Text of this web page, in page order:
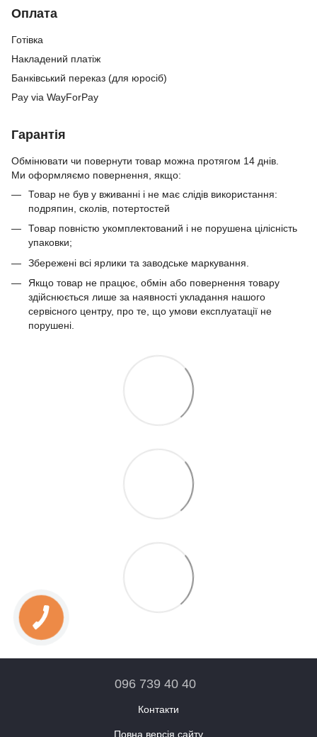
Оплата
Готівка
Накладений платіж
Банківський переказ (для юросіб)
Pay via WayForPay
Гарантія
Обмінювати чи повернути товар можна протягом 14 днів.
Ми оформляємо повернення, якщо:
Товар не був у вживанні і не має слідів використання:
подряпин, сколів, потертостей
Товар повністю укомплектований і не порушена цілісність
упаковки;
Збережені всі ярлики та заводське маркування.
Якщо товар не працює, обмін або повернення товару
здійснюється лише за наявності укладання нашого
сервісного центру, про те, що умови експлуатації не
порушені.
096 739 40 40
Контакти
Повна версія сайту